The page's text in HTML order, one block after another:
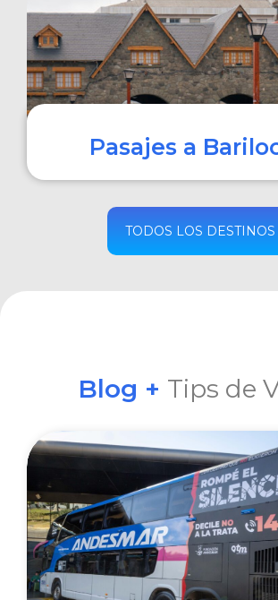
COMPRAR
Pasajes a
COMPRAR
TODOS LOS DESTINOS
Blog + Tips de